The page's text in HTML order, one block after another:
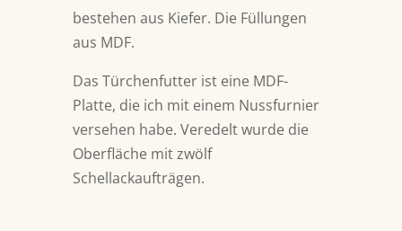
bestehen aus Kiefer. Die Füllungen
aus MDF.
Das Türchenfutter ist eine MDF-
Platte, die ich mit einem Nussfurnier
versehen habe. Veredelt wurde die
Oberfläche mit zwölf
Schellackaufträgen.